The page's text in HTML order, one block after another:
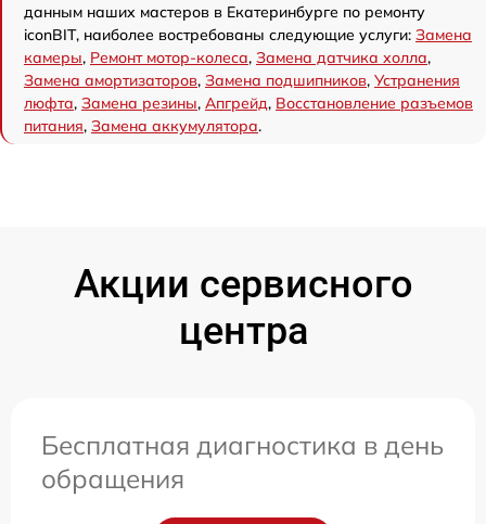
данным наших мастеров в Екатеринбурге по ремонту
iconBIT, наиболее востребованы следующие услуги: Замена
камеры, Ремонт мотор-колеса, Замена датчика холла,
Замена амортизаторов, Замена подшипников, Устранения
люфта, Замена резины, Апгрейд, Восстановление разъемов
питания, Замена аккумулятора.
Акции сервисного
центра
Бесплатная диагностика в день
обращения